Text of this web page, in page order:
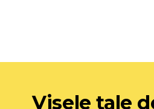
Visele tale